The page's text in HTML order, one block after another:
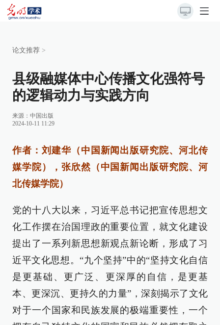
论文推荐 >
县级融媒体中心传播文化强符号
的逻辑动力与实践方向
来源：中国出版
2024-10-11 11:29
作者：刘建华（中国新闻出版研究院、河北传
媒学院），张欣然（中国新闻出版研究院、河
北传媒学院）
党的十八大以来，习近平总书记把宣传思想文
化工作摆在治国理政的重要位置，就文化建设
提出了一系列新思想新观点新论断，形成了习
近平文化思想。“九个坚持”中的“坚持文化自信
是更基础、更广泛、更深厚的自信，是更基
本、更深沉、更持久的力量”，深刻揭示了文化
对于一个国家和民族发展的极端重要性，一个